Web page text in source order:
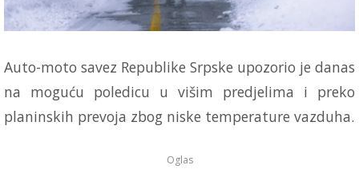
Auto-moto savez Republike Srpske upozorio je danas
na moguću poledicu u višim predjelima i preko
planinskih prevoja zbog niske temperature vazduha.
Oglas